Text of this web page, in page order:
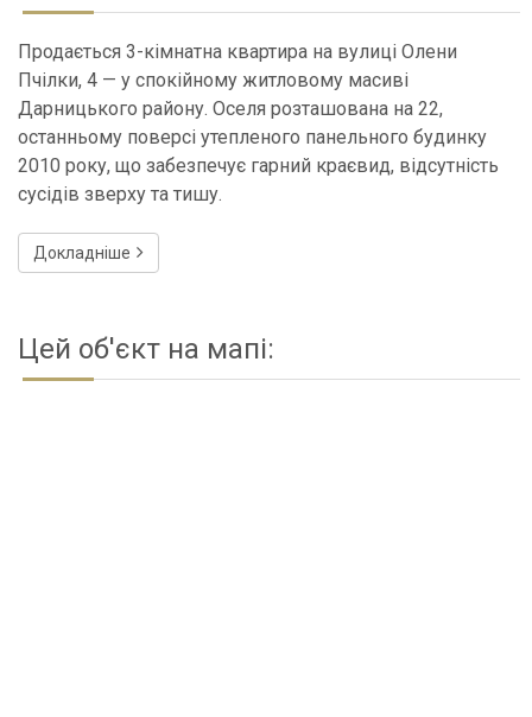
Продається 3-кімнатна квартира на вулиці Олени
Пчілки, 4 — у спокійному житловому масиві
Дарницького району. Оселя розташована на 22,
останньому поверсі утепленого панельного будинку
2010 року, що забезпечує гарний краєвид, відсутність
сусідів зверху та тишу.
Докладніше
Цей об'єкт на мапі: